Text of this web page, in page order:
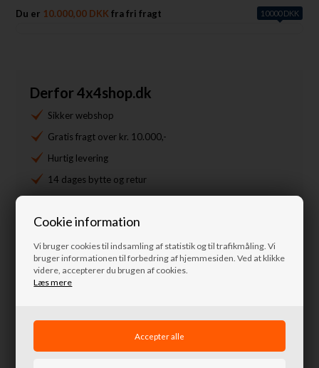
Cookie information
Vi bruger cookies til indsamling af statistik og til trafikmåling. Vi
bruger informationen til forbedring af hjemmesiden. Ved at klikke
videre, accepterer du brugen af cookies.
Læs mere
Du er 10.000,00 DKK fra fri fragt 10000 DKK
Derfor 4x4shop.dk
Sikker webshop
Gratis fragt over kr. 10.000,-
Hurtig levering
14 dages bytte og retur
info@nordkystens4x4.dk
Spørg til denne vare
Lignende produkter